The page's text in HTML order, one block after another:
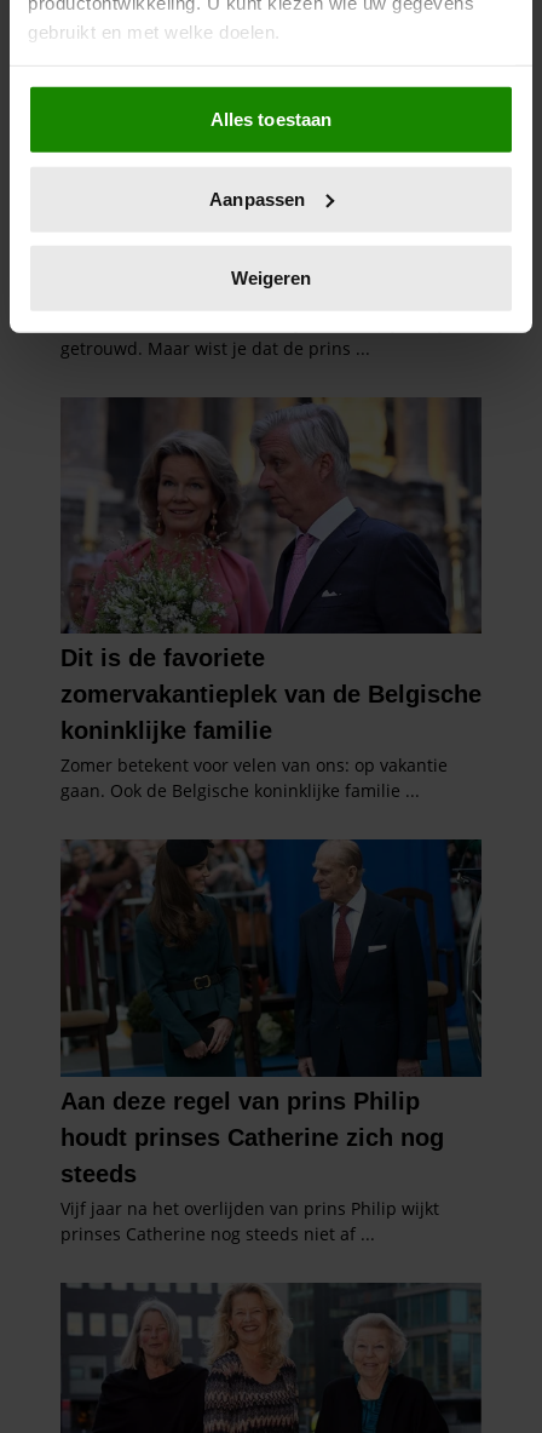
gebruikt en met welke doelen.
Als u het toestaat, willen we ook graag:
Informatie verzamelen over uw geografische
locatie, die tot een paar meter nauwkeurig kan zijn
scannen op specifieke eigenschappen (fingerprinting)
verwerkt en stel uw voorkeuren in het
intrekken in de Cookieverklaring.
personaliseren, om functies voor social media te bieden
en om ons websiteverkeer te analyseren. Ook delen we
informatie over uw gebruik van onze site met onze
partners voor social media, adverteren en analyse. Deze
partners kunnen deze gegevens combineren met andere
informatie die u aan ze heeft verstrekt of die ze hebben
verzameld op basis van uw gebruik van hun services. U
gaat akkoord met onze cookies als u onze website blijft
gebruiken.
Alles toestaan
Aanpassen
Weigeren